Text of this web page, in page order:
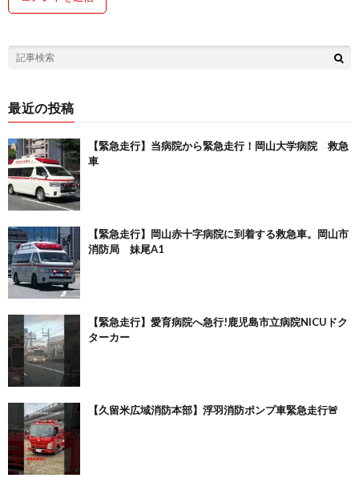
最近の投稿
【緊急走行】当病院から緊急走行！岡山大学病院 救急
車
【緊急走行】岡山赤十字病院に到着する救急車。岡山市
消防局 妹尾A1
【緊急走行】愛育病院へ急行!鹿児島市立病院NICUドク
ターカー
【久留米広域消防本部】浮羽消防ポンプ車緊急走行🚨